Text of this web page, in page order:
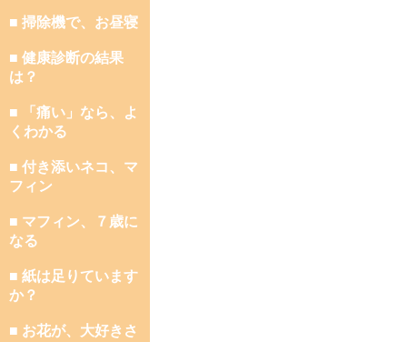
■ 掃除機で、お昼寝
■ 健康診断の結果
は？
■ 「痛い」なら、よ
くわかる
■ 付き添いネコ、マ
フィン
■ マフィン、７歳に
なる
■ 紙は足りています
か？
■ お花が、大好きさ